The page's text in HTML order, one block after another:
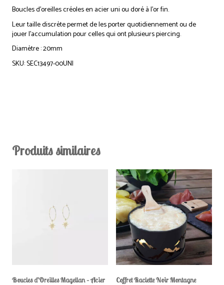
Boucles d’oreilles créoles en acier uni ou doré à l’or fin.
Leur taille discrète permet de les porter quotidiennement ou de
jouer l’accumulation pour celles qui ont plusieurs piercing.
Diamètre : 20mm
SKU: SEC13497-00UNI
Produits similaires
Boucles d’Oreilles Magellan – Acier Coffret Raclette Noir Montagne